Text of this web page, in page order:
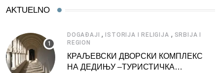
AKTUELNO
DOGAĐAJI , ISTORIJA I RELIGIJA , SRBIJA I
REGION
КРАЉЕВСКИ ДВОРСКИ КОМПЛЕКС
НА ДЕДИЊУ –ТУРИСТИЧКА